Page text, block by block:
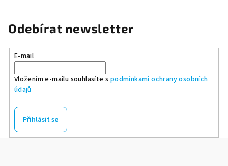
Odebírat newsletter
E-mail
Vložením e-mailu souhlasíte s podmínkami ochrany osobních
údajů
Přihlásit se